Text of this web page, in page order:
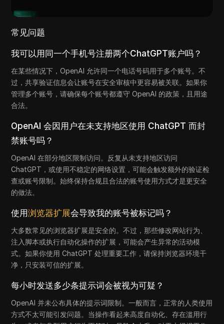
常见问题
我可以用同一个手机号注册两个ChatGPT账户吗？
在某些情况下，OpenAI 允许同一个电话号码用于多个账号。不
过，共享验证信息会让账号在安全审核中更容易被关联。如果你
管理多个账号，请确保每个账号都遵守 OpenAI 的政策，且用途
合法。
OpenAI 会因用户在未支持地区使用 ChatGPT 而封
禁账号吗？
OpenAI 在部分地区限制访问。反复从未支持地区访问
ChatGPT，或使用不稳定的网络设置，可能会触发额外的验证检
查或账号限制。始终保持合规且合法的账号使用方式才是更安全
的做法。
使用浏览器扩展会导致我的账号被标记吗？
大多数常见的浏览器扩展是安全的。不过，那些修改网站行为、
注入脚本或执行自动化操作的扩展，可能会产生异常的活动模
式。如果你使用 ChatGPT 处理重要工作，请保持浏览器环境干
净，只安装可信的扩展。
每小时发送多少条提示词会被视为可疑？
OpenAI 并未公布具体的提示词限制。一般而言，正常的人类使用
方式不太可能引发问题。当操作看起来高度自动化、存在滥用行